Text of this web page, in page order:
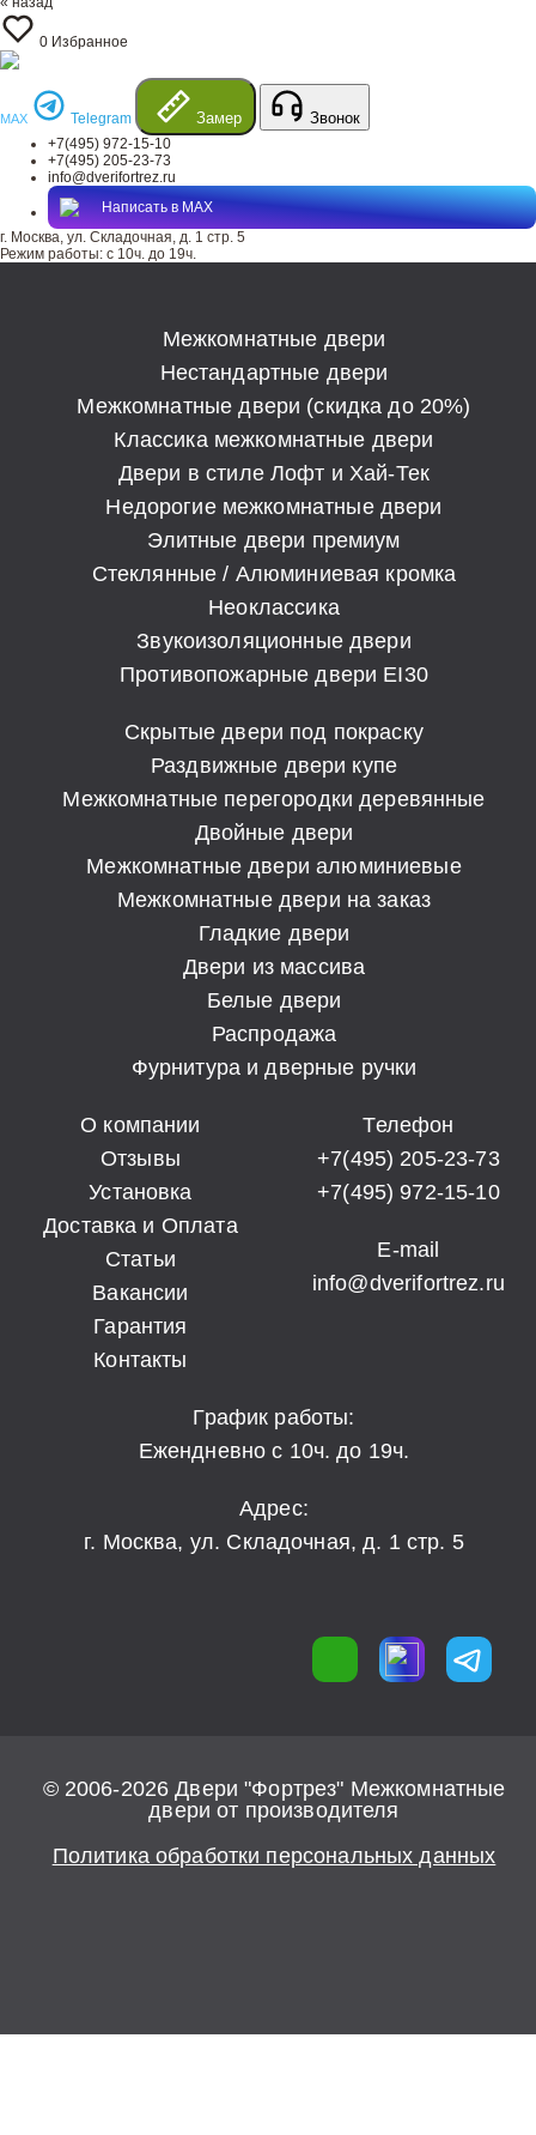
0 Избранное
MAX Telegram Замер Звонок
+7(495) 972-15-10
+7(495) 205-23-73
info@dverifortrez.ru
Написать в MAX
г. Москва, ул. Складочная, д. 1 стр. 5
Режим работы: с 10ч. до 19ч.
Межкомнатные двери
Нестандартные двери
Межкомнатные двери (скидка до 20%)
Классика межкомнатные двери
Двери в стиле Лофт и Хай-Тек
Недорогие межкомнатные двери
Элитные двери премиум
Стеклянные / Алюминиевая кромка
Неоклассика
Звукоизоляционные двери
Противопожарные двери EI30
Скрытые двери под покраску
Раздвижные двери купе
Межкомнатные перегородки деревянные
Двойные двери
Межкомнатные двери алюминиевые
Межкомнатные двери на заказ
Гладкие двери
Двери из массива
Белые двери
Распродажа
Фурнитура и дверные ручки
О компании
Отзывы
Установка
Доставка и Оплата
Статьи
Вакансии
Гарантия
Контакты
Телефон
+7(495) 205-23-73
+7(495) 972-15-10
E-mail
info@dverifortrez.ru
График работы:
Ежендневно с 10ч. до 19ч.
Адрес:
г. Москва, ул. Складочная, д. 1 стр. 5
© 2006-2026 Двери "Фортрез" Межкомнатные
двери от производителя
Политика обработки персональных данных